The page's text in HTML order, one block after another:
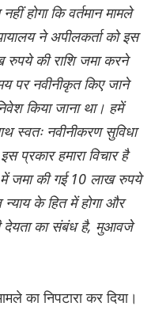
होगा कि वर्तमान मामले
ने अपीलकर्ता को इस
रुपये की राशि जमा करने
पर नवीनीकृत किए जाने
किया जाना था। हमें
स्वतः नवीनीकरण सुविधा
प्रकार हमारा विचार है
में जमा की गई 10 लाख रुपये
के हित में होगा और
देयता का संबंध है, मुआवजे
का निपटारा कर दिया।